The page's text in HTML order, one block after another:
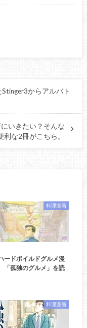
からアルバト
いきたい？そんな
利な2冊がこちら。
料理漫画
ードボイルドグルメ漫
「孤独のグルメ」を読
料理漫画